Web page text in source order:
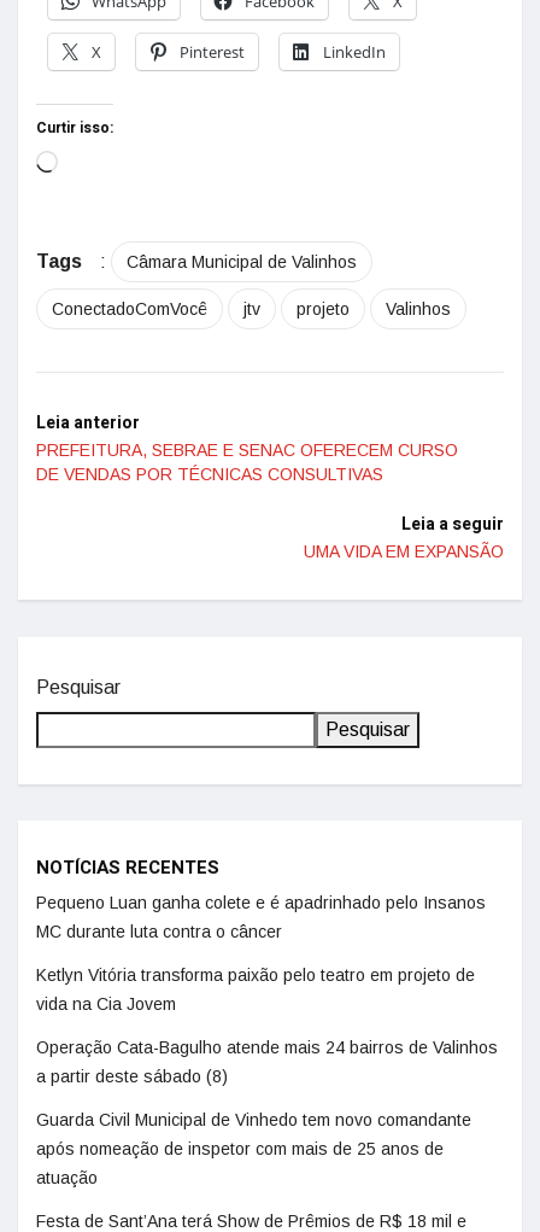
X Pinterest LinkedIn
Curtir isso:
Tags : Câmara Municipal de Valinhos
ConectadoComVocê jtv projeto Valinhos
Leia anterior
PREFEITURA, SEBRAE E SENAC OFERECEM CURSO
DE VENDAS POR TÉCNICAS CONSULTIVAS
Leia a seguir
UMA VIDA EM EXPANSÃO
Pesquisar
Pesquisar
NOTÍCIAS RECENTES
Pequeno Luan ganha colete e é apadrinhado pelo Insanos
MC durante luta contra o câncer
Ketlyn Vitória transforma paixão pelo teatro em projeto de
vida na Cia Jovem
Operação Cata-Bagulho atende mais 24 bairros de Valinhos
a partir deste sábado (8)
Guarda Civil Municipal de Vinhedo tem novo comandante
após nomeação de inspetor com mais de 25 anos de
atuação
Festa de Sant’Ana terá Show de Prêmios de R$ 18 mil e